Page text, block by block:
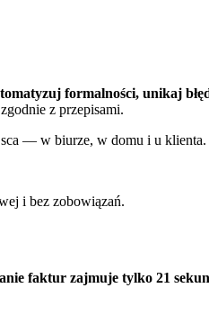
formalności, unikaj
z przepisami.
— w biurze, w domu i u klienta.
i bez zobowiązań.
faktur zajmuje tylko 21